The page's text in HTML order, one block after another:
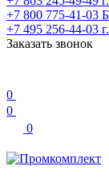
+7 800 775-41-03
+7 495 256-44-03
Заказать звонок
0
0
0